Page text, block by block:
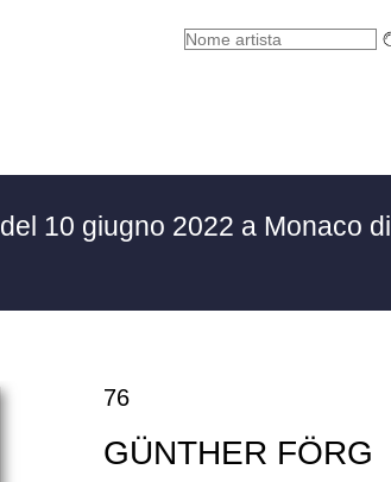
del 10 giugno 2022 a Monaco di
76
GÜNTHER FÖRG